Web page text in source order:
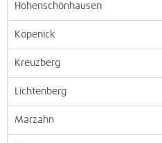
Hohenschönhausen
Köpenick
Kreuzberg
Lichtenberg
Marzahn